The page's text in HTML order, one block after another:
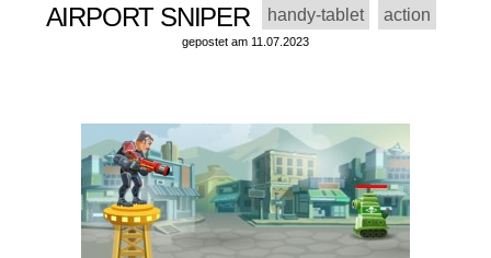
AIRPORT SNIPER handy-tablet action
gepostet am 11.07.2023